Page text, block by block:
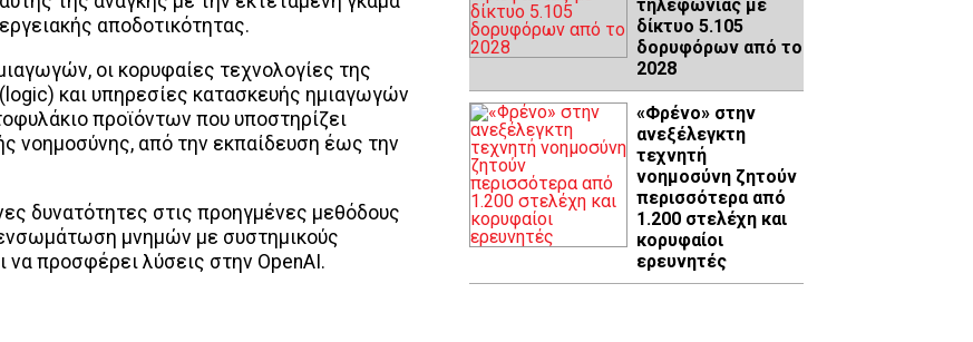
αποδοτικότητας.
οι κορυφαίες τεχνολογίες της
και υπηρεσίες κατασκευής ημιαγωγών
προϊόντων που υποστηρίζει
νοημοσύνης, από την εκπαίδευση έως την
δυνατότητες στις προηγμένες μεθόδους
μνημών με συστημικούς
να προσφέρει λύσεις στην OpenAI.
τηλεφωνίας με
δίκτυο 5.105
δορυφόρων από το
2028
«Φρένο» στην
ανεξέλεγκτη
τεχνητή
νοημοσύνη ζητούν
περισσότερα από
1.200 στελέχη και
κορυφαίοι
ερευνητές